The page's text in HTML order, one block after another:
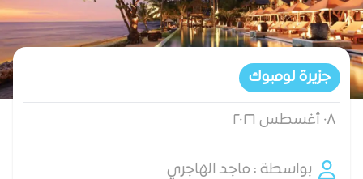
جزيرة لومبوك
٠٨ أغسطس ٢٠٢٦
بواسطة : ماجد الهاجري